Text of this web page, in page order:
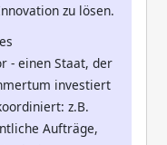
zu lösen.
- einen Staat, der
investiert
z.B.
Aufträge,